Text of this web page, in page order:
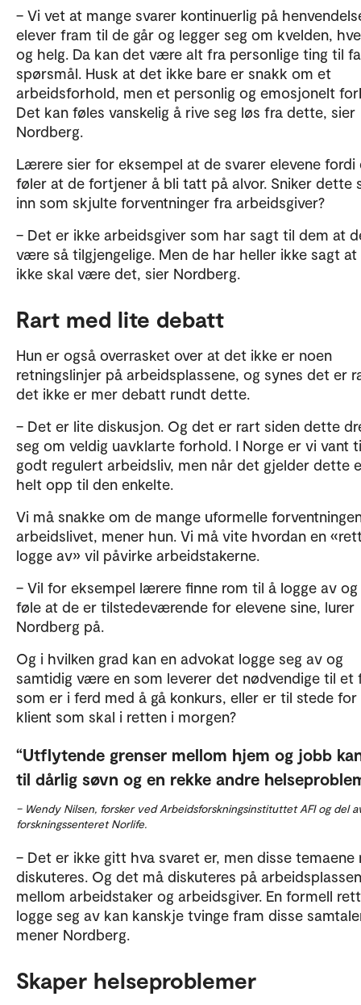
– Vi vet at mange svarer kontinuerlig på
elever fram til de går og legger seg om kvelden,
og helg. Da kan det være alt fra personlige ting til
spørsmål. Husk at det ikke bare er snakk om et
arbeidsforhold, men et personlig og emosjonelt
Det kan føles vanskelig å rive seg løs fra dette, sier
Nordberg.
Lærere sier for eksempel at de svarer elevene fordi
føler at de fortjener å bli tatt på alvor. Sniker dette
inn som skjulte forventninger fra arbeidsgiver?
– Det er ikke arbeidsgiver som har sagt til dem at
være så tilgjengelige. Men de har heller ikke sagt at
ikke skal være det, sier Nordberg.
Rart med lite debatt
Hun er også overrasket over at det ikke er noen
retningslinjer på arbeidsplassene, og synes det er
det ikke er mer debatt rundt dette.
– Det er lite diskusjon. Og det er rart siden dette
seg om veldig uavklarte forhold. I Norge er vi vant
godt regulert arbeidsliv, men når det gjelder dette
helt opp til den enkelte.
Vi må snakke om de mange uformelle
arbeidslivet, mener hun. Vi må vite hvordan en
logge av» vil påvirke arbeidstakerne.
– Vil for eksempel lærere finne rom til å logge av og
føle at de er tilstedeværende for elevene sine, lurer
Nordberg på.
Og i hvilken grad kan en advokat logge seg av og
samtidig være en som leverer det nødvendige til et
som er i ferd med å gå konkurs, eller er til stede for
klient som skal i retten i morgen?
Utflytende grenser mellom hjem og jobb
til dårlig søvn og en rekke andre
– Wendy Nilsen, forsker ved Arbeidsforskningsinstituttet AFI og del
forskningssenteret Norlife.
– Det er ikke gitt hva svaret er, men disse temaene
diskuteres. Og det må diskuteres på arbeidsplassen
mellom arbeidstaker og arbeidsgiver. En formell
logge seg av kan kanskje tvinge fram disse
mener Nordberg.
Skaper helseproblemer